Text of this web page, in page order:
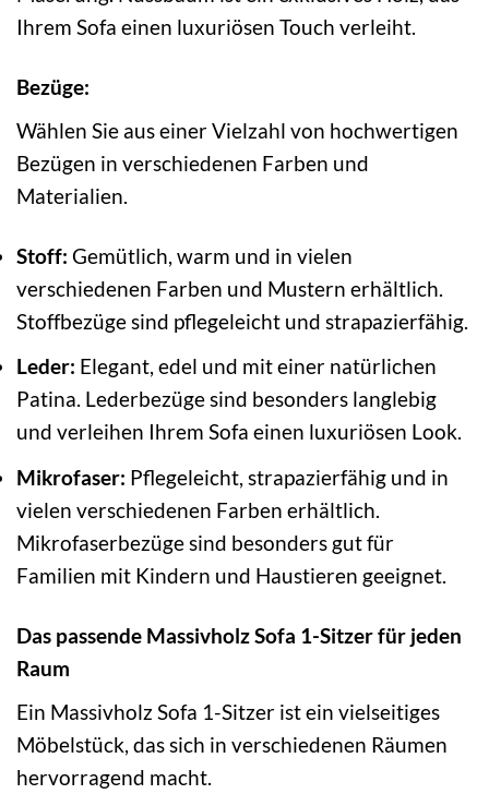
Ihrem Sofa einen luxuriösen Touch verleiht.
Bezüge:
Wählen Sie aus einer Vielzahl von hochwertigen
Bezügen in verschiedenen Farben und
Materialien.
Stoff: Gemütlich, warm und in vielen
verschiedenen Farben und Mustern erhältlich.
Stoffbezüge sind pflegeleicht und strapazierfähig.
Leder: Elegant, edel und mit einer natürlichen
Patina. Lederbezüge sind besonders langlebig
und verleihen Ihrem Sofa einen luxuriösen Look.
Mikrofaser: Pflegeleicht, strapazierfähig und in
vielen verschiedenen Farben erhältlich.
Mikrofaserbezüge sind besonders gut für
Familien mit Kindern und Haustieren geeignet.
Das passende Massivholz Sofa 1-Sitzer für jeden
Raum
Ein Massivholz Sofa 1-Sitzer ist ein vielseitiges
Möbelstück, das sich in verschiedenen Räumen
hervorragend macht.